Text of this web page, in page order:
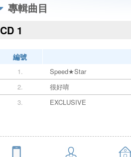
專輯曲目
CD 1
編號
1.
Speed★Star
2.
很好唷
3.
EXCLUSIVE